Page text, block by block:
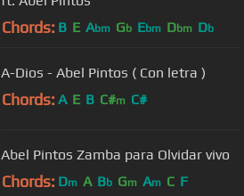
Chords: B E Abm Gb Ebm Dbm Db
A-Dios - Abel Pintos ( Con letra )
Chords: A E B C#m C#
Abel Pintos Zamba para Olvidar vivo
Chords: Dm A Bb Gm Am C F